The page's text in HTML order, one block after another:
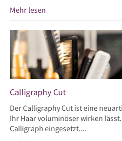
Mehr lesen
Calligraphy Cut
Der Calligraphy Cut ist eine
Ihr Haar voluminöser wirken
Calligraph eingesetzt....